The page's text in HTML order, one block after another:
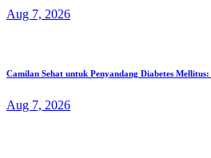
Aug 7, 2026
Camilan Sehat untuk Penyandang Diabetes
Aug 7, 2026